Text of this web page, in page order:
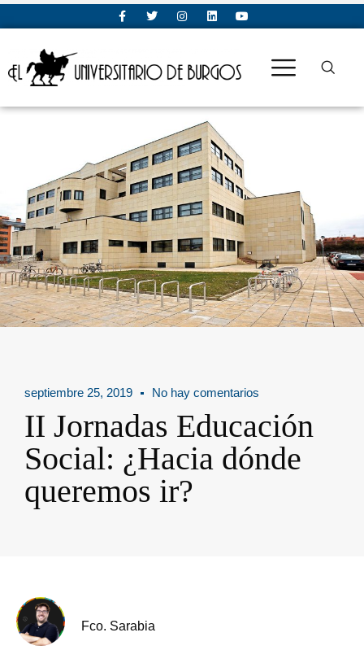
septiembre 25, 2019 No hay comentarios
II Jornadas Educación
Social: ¿Hacia dónde
queremos ir?
Fco. Sarabia